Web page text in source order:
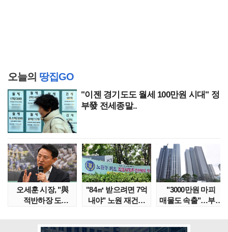
오늘의 땅집GO
"이젠 경기도도 월세 100만원 시대" 정
부發 전세종말..
오세훈 시장, "與
적반하장 도
"84㎡ 받으려면 7억
내야" 노원 재건축
"3000만원 마피
매물도 속출"…부산